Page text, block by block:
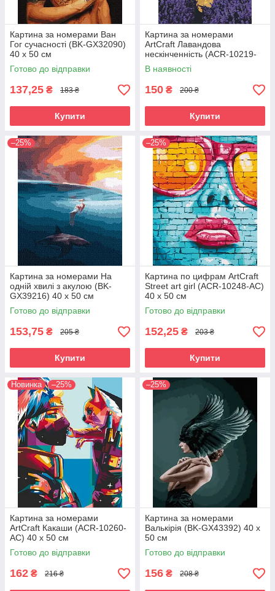
Картина за номерами Ван
Гог сучасності (BK-GX32090)
40 х 50 см
Готово до відправки
137,25 ₴ 183 ₴
Купити
Картина за номерами
ArtCraft Лавандова
нескінченність (ACR-10219-
AC) 40 х 50 см
В наявності
150 ₴ 200 ₴
Купити
–25%
Картина за номерами На
одній хвилі з акулою (BK-
GX39216) 40 х 50 см
Готово до відправки
153,75 ₴ 205 ₴
Купити
–25%
Картина по цифрам ArtCraft
Street art girl (ACR-10248-AC)
40 х 50 см
Готово до відправки
152,25 ₴ 203 ₴
Купити
Новинка –25%
Картина за номерами
ArtCraft Какаши (ACR-10260-
AC) 40 х 50 см
Готово до відправки
162 ₴ 216 ₴
–25%
Картина за номерами
Валькірія (BK-GX43392) 40 х
50 см
Готово до відправки
156 ₴ 208 ₴